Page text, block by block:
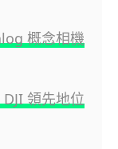
概念相機
領先地位